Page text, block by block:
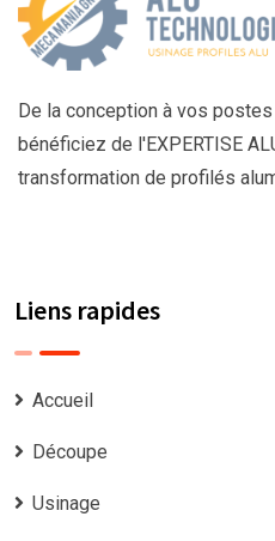
De la conception à vos
bénéficiez de l'EXPERTISE
transformation de profilés
Liens rapides
Accueil
Découpe
Usinage